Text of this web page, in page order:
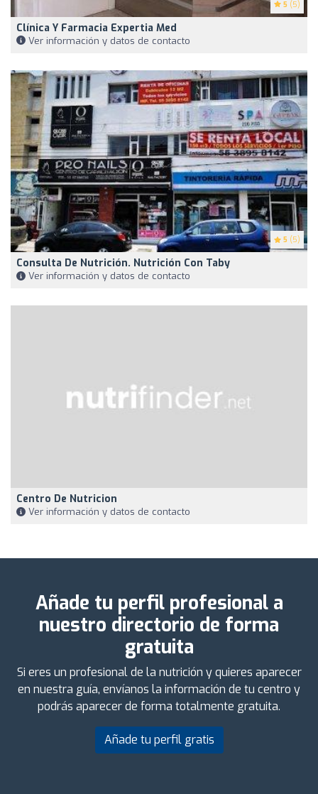
5 (5)
Clínica Y Farmacia Expertia Med
Ver información y datos de contacto
5 (5)
Consulta De Nutrición. Nutrición Con Taby
Ver información y datos de contacto
Centro De Nutricion
Ver información y datos de contacto
Añade tu perfil profesional a
nuestro directorio de forma
gratuita
Si eres un profesional de la nutrición y quieres aparecer
en nuestra guía, envíanos la información de tu centro y
podrás aparecer de forma totalmente gratuita.
Añade tu perfil gratis